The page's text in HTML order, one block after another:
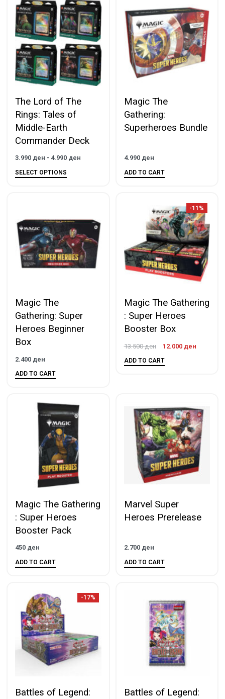
The Lord of The
Rings: Tales of
Middle-Earth
Commander Deck
3.990 ден 4.990 ден
SELECT OPTIONS
Magic The
Gathering:
Superheroes Bundle
4.990 ден
ADD TO CART
Magic The
Gathering: Super
Heroes Beginner
Box
2.400 ден
ADD TO CART
-11%
Magic The Gathering
: Super Heroes
Booster Box
13.500ден 12.000 ден
ADD TO CART
Magic The Gathering
: Super Heroes
Booster Pack
450 ден
ADD TO CART
Marvel Super
Heroes Prerelease
2.700 ден
ADD TO CART
-17%
Battles of Legend:
Battles of Legend: